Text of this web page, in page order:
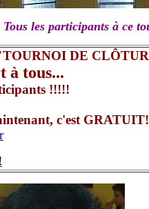
Tous les participants à ce
DE
à tous...
!!!!!
c'est GRATUIT!